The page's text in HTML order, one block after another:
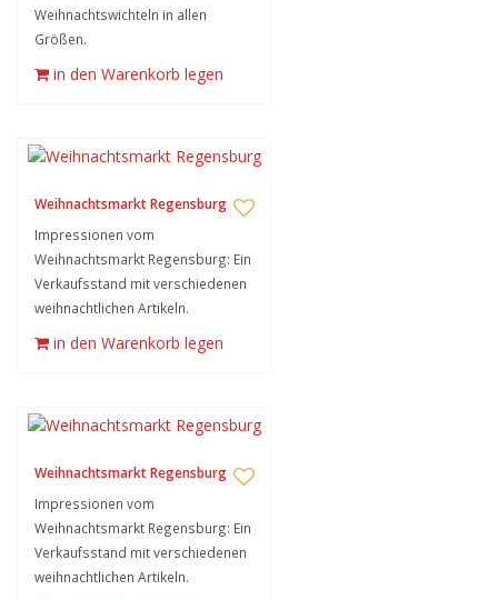
Weihnachtswichteln in allen
Größen.
in den Warenkorb legen
Weihnachtsmarkt Regensburg
Impressionen vom
Weihnachtsmarkt Regensburg: Ein
Verkaufsstand mit verschiedenen
weihnachtlichen Artikeln.
in den Warenkorb legen
Weihnachtsmarkt Regensburg
Impressionen vom
Weihnachtsmarkt Regensburg: Ein
Verkaufsstand mit verschiedenen
weihnachtlichen Artikeln.